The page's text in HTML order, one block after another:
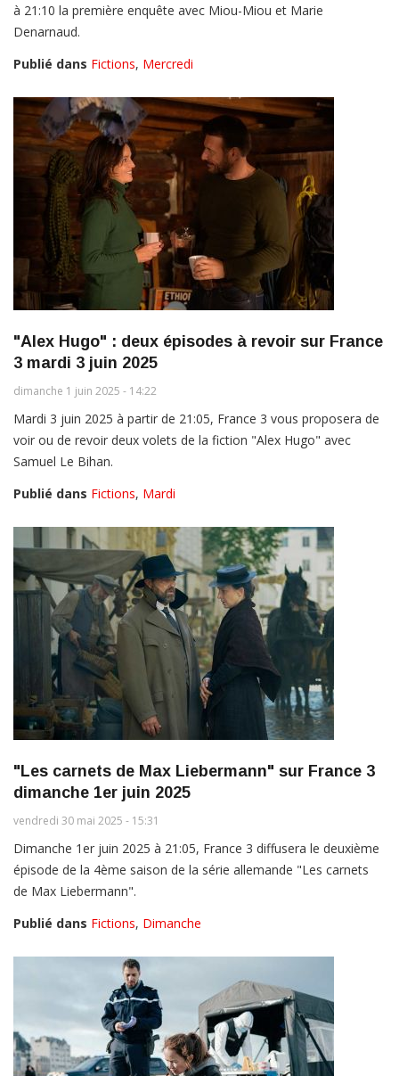
à 21:10 la première enquête avec Miou-Miou et Marie
Denarnaud.
Publié dans Fictions, Mercredi
"Alex Hugo" : deux épisodes à revoir sur France
3 mardi 3 juin 2025
dimanche 1 juin 2025 - 14:22
Mardi 3 juin 2025 à partir de 21:05, France 3 vous proposera de
voir ou de revoir deux volets de la fiction "Alex Hugo" avec
Samuel Le Bihan.
Publié dans Fictions, Mardi
"Les carnets de Max Liebermann" sur France 3
dimanche 1er juin 2025
vendredi 30 mai 2025 - 15:31
Dimanche 1er juin 2025 à 21:05, France 3 diffusera le deuxième
épisode de la 4ème saison de la série allemande "Les carnets
de Max Liebermann".
Publié dans Fictions, Dimanche